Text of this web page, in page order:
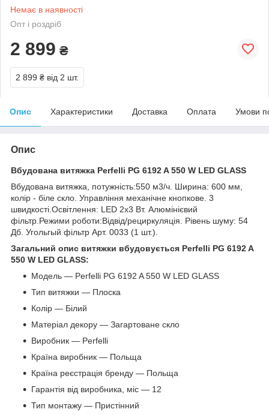
Немає в наявності
Опт і роздріб
2 899 ₴
2 899 ₴ від 2 шт.
Опис Характеристики Доставка Оплата Умови
Опис
Вбудована витяжка Perfelli PG 6192 A 550 W LED GLASS
Вбудована витяжка, потужність:550 м3/ч. Ширина: 600 мм,
колір - біле скло. Управління механічне кнопкове. 3
швидкості.Освітлення: LED 2х3 Вт. Алюмінієвий
фільтр.Режими роботи:Відвід/рециркуляція. Рівень шуму: 54
Дб. Угольгый фільтр Арт. 0033 (1 шт.).
Загальний опис витяжки вбудовується Perfelli PG 6192 A
550 W LED GLASS:
Модель — Perfelli PG 6192 A 550 W LED GLASS
Тип витяжки — Плоска
Колір — Білий
Матеріал декору — Загартоване скло
Виробник — Perfelli
Країна виробник — Польща
Країна реєстрація бренду — Польща
Гарантія від виробника, міс — 12
Тип монтажу — Пристінний